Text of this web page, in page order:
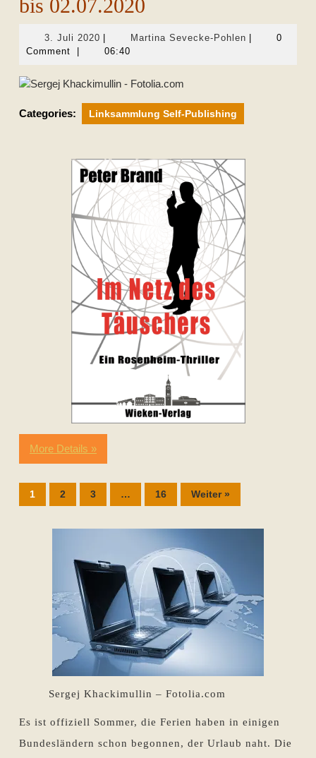
bis 02.07.2020
3. Juli 2020 3.
Juli
Martina Sevecke-PohlenMartina
0
Comment
06:40
Categories: Linksammlung Self-Publishing
More Details »
1 2 3 … 16 Weiter »
Sergej Khackimullin – Fotolia.com
Es ist offiziell Sommer, die Ferien haben in einigen
Bundesländern schon begonnen, der Urlaub naht. Die